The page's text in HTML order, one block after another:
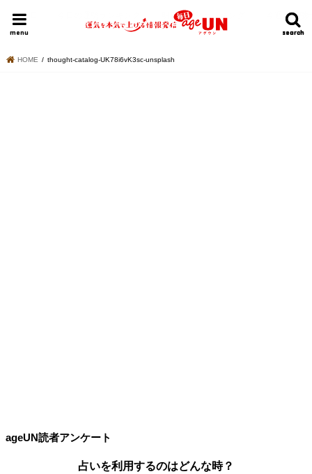
search
search
menu
HOME 明日の運勢ランキング 今週の運勢
HOME thought-catalog-UK78i6vK3sc-unsplash
ageUN読者アンケート
占いを利用するのはどんな時？